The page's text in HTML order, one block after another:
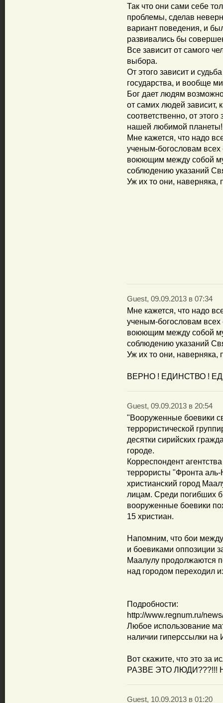
Так что они сами себе
проблемы, сделав
вариант поведения, и
развивались бы
Все зависит от самого
выбора.
От этого зависит и
государства, и вообще
Бог дает людям
от самих людей зависит,
соответственно, от
нашей любимой планеты!
Мне кажется, что надо
ученым-богословам всех
воюющим между собой
соблюдению указаний
Уж их то они, наверняка,
Guest, 09.09.2013 в 07:34
Мне кажется, что надо
ученым-богословам всех
воюющим между собой
соблюдению указаний
Уж их то они, наверняка,
ВЕРНО ! ЕДИНСТВО !
Guest, 09.09.2013 в 20:54
"Вооруженные боевики
террористической
десятки сирийских
городе.
Корреспондент
террористы "Фронта
христианский город
лицам. Среди погибших
вооруженные боевики
15 христиан.
Напомним, что бои
и боевиками оппозиции
Маалулу продолжаются
над городом переходил
Подробности:
http://www.regnum.ru/
Любое использование
наличии гиперссылки на
Вот скажите, что это за
РАЗВЕ ЭТО ЛЮДИ???!!!
Guest, 10.09.2013 в 01:20